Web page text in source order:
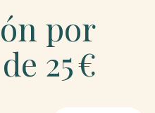
por
25 €